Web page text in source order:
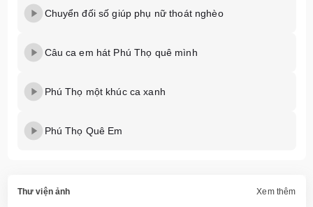
Chuyển đối số giúp phụ nữ thoát nghèo
Câu ca em hát Phú Thọ quê mình
Phú Thọ một khúc ca xanh
Phú Thọ Quê Em
Thư viện ảnh Xem thêm